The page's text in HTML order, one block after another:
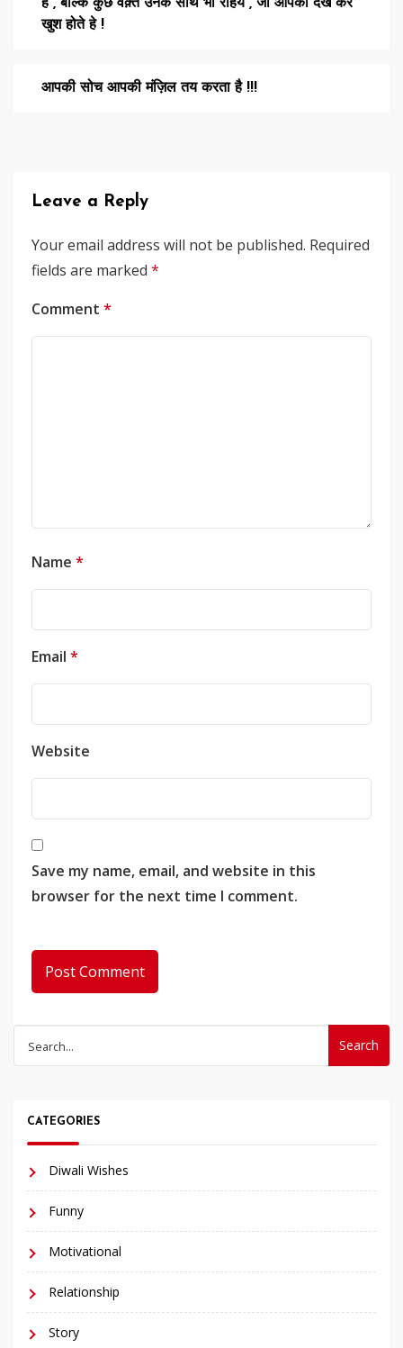
हे , बल्कि कुछ वक़्त उनके साथ भी रहिये , जो आपको देख कर
खुश होते हे !
आपकी सोच आपकी मंज़िल तय करता है !!!
Leave a Reply
Your email address will not be published. Required
fields are marked *
Comment *
Name *
Email *
Website
Save my name, email, and website in this
browser for the next time I comment.
for:
CATEGORIES
Diwali Wishes
Funny
Motivational
Relationship
Story